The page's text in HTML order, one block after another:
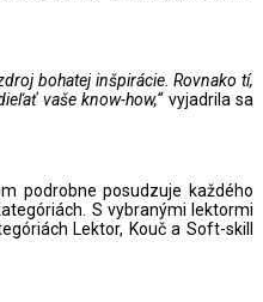
bohatej inšpirácie. Rovnako tí,
vaše know-how,“vyjadrila sa
podrobne posudzuje každého
S vybranými lektormi
Lektor, Kouč a Soft-skill